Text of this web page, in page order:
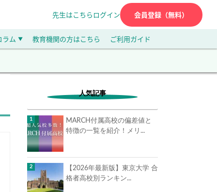
先生はこちら ログイン 会員登録（無料）
ラム ▼ 教育機関の方はこちら ご利用ガイド
人気記事
MARCH付属高校の偏差値と
特徴の一覧を紹介！メリ...
【2026年最新版】東京大学 合
格者高校別ランキン...